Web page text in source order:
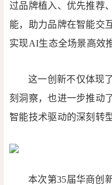
过品牌植入、优先推荐
能，助力品牌在智能交
实现AI生态全场景高效
这一创新不仅体现
刻洞察，也进一步推动
智能技术驱动的深刻转型
本次第35届华商创